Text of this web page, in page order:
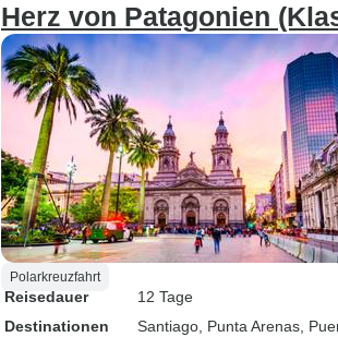
Herz von Patagonien
Polarkreuzfahrt
Reisedauer
12 Tage
Destinationen
Santiago , Punta Arenas ,